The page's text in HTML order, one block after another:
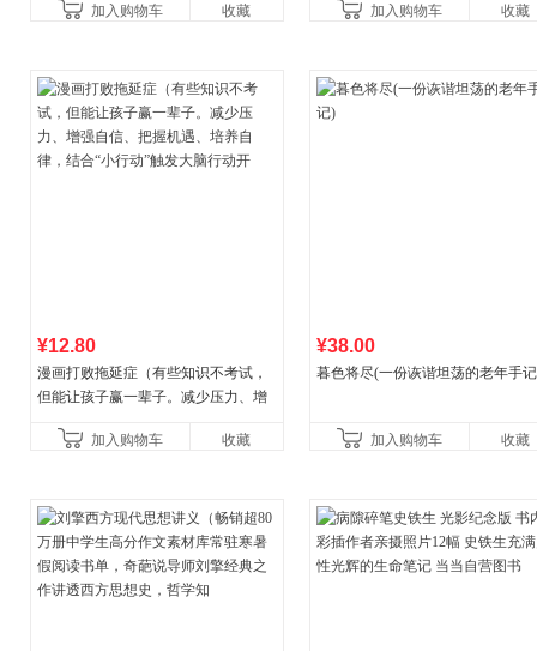
加入购物车 收藏 加入购物车 收藏
¥12.80
漫画打败拖延症（有些知识不考试，
但能让孩子赢一辈子。减少压力、增
合“小行动”触发大脑行动开
加入购物车 收藏
¥38.00
暮色将尽(一份诙谐坦荡的老年手
加入购物车 收藏